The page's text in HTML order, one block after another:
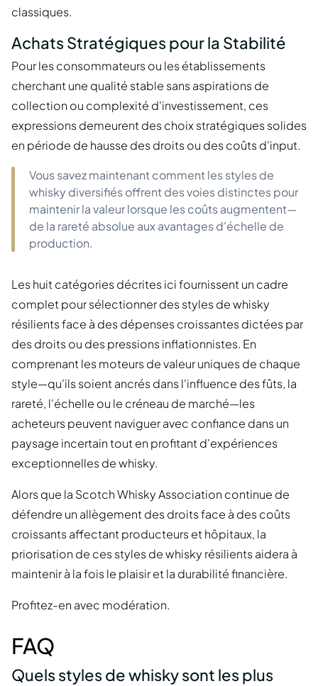
classiques.
Achats Stratégiques pour la Stabilité
Pour les consommateurs ou les établissements
cherchant une qualité stable sans aspirations de
collection ou complexité d'investissement, ces
expressions demeurent des choix stratégiques solides
en période de hausse des droits ou des coûts d'input.
Vous savez maintenant comment les styles de
whisky diversifiés offrent des voies distinctes pour
maintenir la valeur lorsque les coûts augmentent—
de la rareté absolue aux avantages d'échelle de
production.
Les huit catégories décrites ici fournissent un cadre
complet pour sélectionner des styles de whisky
résilients face à des dépenses croissantes dictées par
des droits ou des pressions inflationnistes. En
comprenant les moteurs de valeur uniques de chaque
style—qu'ils soient ancrés dans l'influence des fûts, la
rareté, l'échelle ou le créneau de marché—les
acheteurs peuvent naviguer avec confiance dans un
paysage incertain tout en profitant d'expériences
exceptionnelles de whisky.
Alors que la Scotch Whisky Association continue de
défendre un allègement des droits face à des coûts
croissants affectant producteurs et hôpitaux, la
priorisation de ces styles de whisky résilients aidera à
maintenir à la fois le plaisir et la durabilité financière.
Profitez-en avec modération.
FAQ
Quels styles de whisky sont les plus